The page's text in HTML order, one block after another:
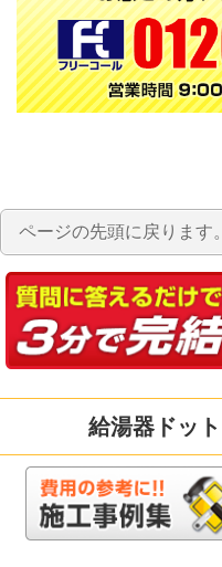
ページの先頭に戻ります。
給湯器ドッ